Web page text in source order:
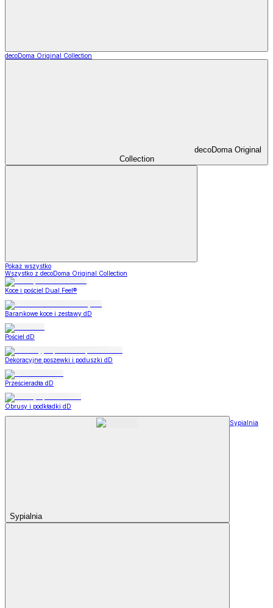
decoDoma Original Collection
decoDoma Original
Collection
Pokaż wszystko
Wszystko z decoDoma Original Collection
Koce i pościel Dual Feel®
Barankowe koce i zestawy dD
Pościel dD
Dekoracyjne poszewki i poduszki dD
Prześcieradła dD
Obrusy i podkładki dD
Sypialnia
Sypialnia